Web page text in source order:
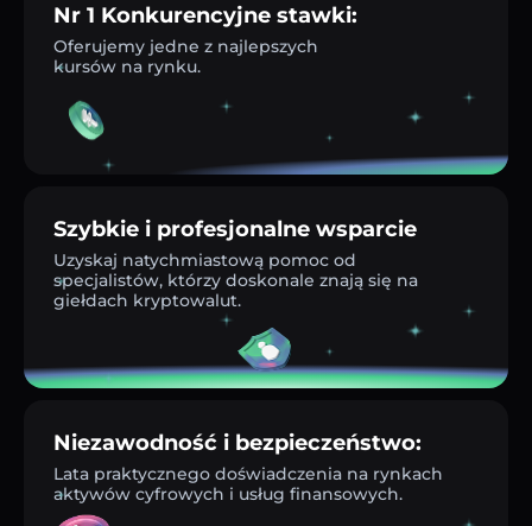
Nr 1 Konkurencyjne stawki:
Oferujemy jedne z najlepszych
kursów na rynku.
Szybkie i profesjonalne wsparcie
Uzyskaj natychmiastową pomoc od
specjalistów, którzy doskonale znają się na
giełdach kryptowalut.
Niezawodność i bezpieczeństwo:
Lata praktycznego doświadczenia na rynkach
aktywów cyfrowych i usług finansowych.